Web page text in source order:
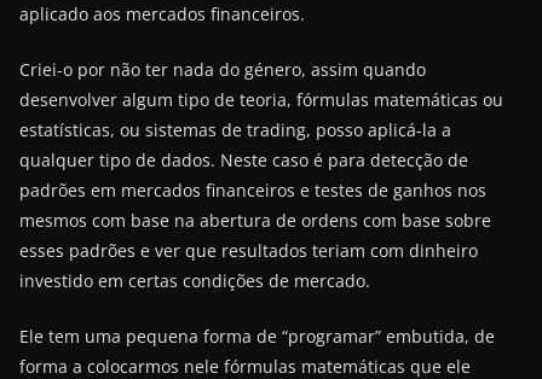
aplicado aos mercados financeiros.
Criei-o por não ter nada do género, assim quando
desenvolver algum tipo de teoria, fórmulas matemáticas ou
estatísticas, ou sistemas de trading, posso aplicá-la a
qualquer tipo de dados. Neste caso é para detecção de
padrões em mercados financeiros e testes de ganhos nos
mesmos com base na abertura de ordens com base sobre
esses padrões e ver que resultados teriam com dinheiro
investido em certas condições de mercado.
Ele tem uma pequena forma de “programar” embutida, de
forma a colocarmos nele fórmulas matemáticas que ele